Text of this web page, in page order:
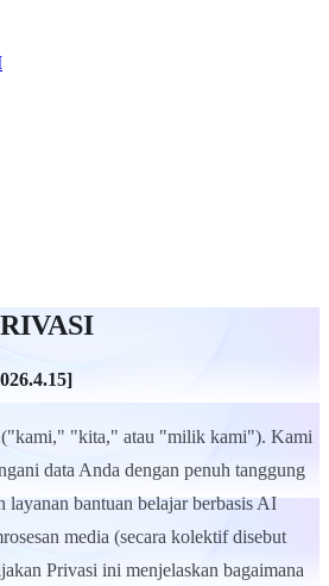
("kami," "kita," atau "milik kami"). Kami
data Anda dengan penuh tanggung
layanan bantuan belajar berbasis AI
media (secara kolektif disebut
Privasi ini menjelaskan bagaimana